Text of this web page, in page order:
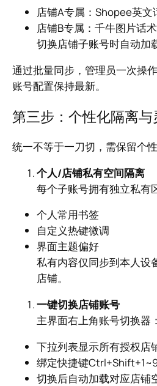
店铺A专属：Shopee英文
店铺B专属：千牛图片话
切换店铺子账号时自动加
通过批量同步，管理员一次操
账号配置保持最新。
第三步：个性化隔离
统一不等于一刀切，需保留个性
个人/店铺私有空间隔离
每个子账号拥有独立私有
个人常用书签
自定义热键微调
界面主题偏好
私有内容仅同步到本人设
店铺。
一键切换店铺账号
主界面右上角账号切换器：
下拉列表显示所有授权店
绑定快捷键
切换后自动加载对应店铺